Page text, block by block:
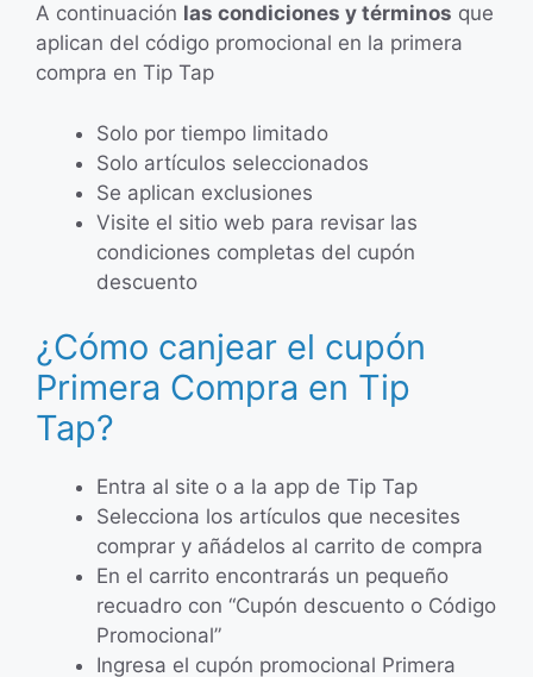
A continuación las condiciones y términos que
aplican del código promocional en la primera
compra en Tip Tap
Solo por tiempo limitado
Solo artículos seleccionados
Se aplican exclusiones
Visite el sitio web para revisar las
condiciones completas del cupón
descuento
¿Cómo canjear el cupón
Primera Compra en Tip
Tap?
Entra al site o a la app de Tip Tap
Selecciona los artículos que necesites
comprar y añádelos al carrito de compra
En el carrito encontrarás un pequeño
recuadro con “Cupón descuento o Código
Promocional”
Ingresa el cupón promocional Primera